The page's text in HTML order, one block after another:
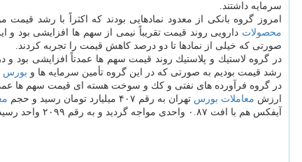
سرمایه داشتند.
امروز گروه بانكی از معدود نمادهایی بودند كه اكثراً با رشد قیمت
محصولات دارویی روند قیمت تقریباً نیمی از سهم ها افزایشی بود
صورتی كه خیلی از نمادها تا دو درصد كاهش قیمت را تجربه كردند.
رشد قیمت بودیم به صورتی كه در این گروه تأمین سرمایه ها و بورس
در گروه فرآورده های نفتی و كك و سوخت هسته ای قیمت سهم ها
ارزش معاملات بورس تهران به رقم ۴۰۷ میلیارد تومان رسید و حجم
آیفكس هم با افت ۰.۸۷ واحدی مواجه گردید و به رقم ۲۰۹۹ واحد رسید. ارزش